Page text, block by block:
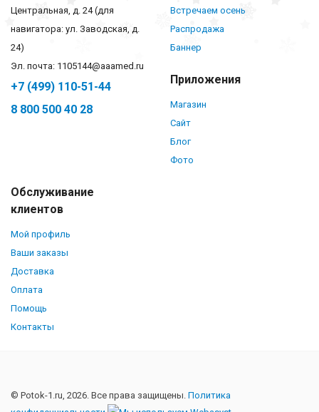
Центральная, д. 24 (для
навигатора: ул. Заводская, д.
24)
Эл. почта: 1105144@aaamed.ru
+7 (499) 110-51-44
8 800 500 40 28
Встречаем осень
Распродажа
Баннер
Приложения
Магазин
Сайт
Блог
Фото
Обслуживание
клиентов
Мой профиль
Ваши заказы
Доставка
Оплата
Помощь
Контакты
© Potok-1.ru, 2026. Все права защищены. Политика